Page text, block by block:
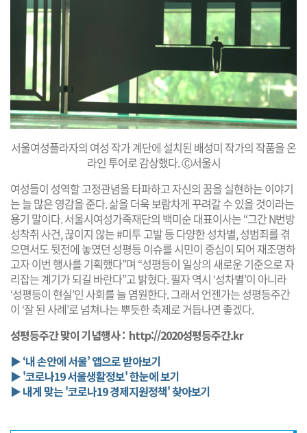
서울여성플라자의 여성 작가 계단에 설치된 배성미 작가의 작품을 온
라인 투어로 감상했다. Ⓒ서울시
여성들이 성역할 고정관념을 타파하고 자신의 꿈을 실현하는 이야기
는 늘 많은 영감을 준다. 삶을 더욱 보람차게 꾸려갈 수 있을 것이라는
용기 말이다. 서울시여성가족재단의 백미순 대표이사는 “그간 N번방
성착취 사건, 끊이지 않는 #미투 고발 등 다양한 성차별, 성범죄를 겪
으면서도 뒷전에 놓였던 성평등 이슈를 시민이 중심이 되어 재조명하
고자 이번 행사를 기획했다”며 “성평등이 일상의 새로운 기준으로 자
리잡는 계기가 되길 바란다”고 밝혔다. 필자 역시 ‘성차별’이 아니라
‘성평등이 현실’인 사회를 늘 염원한다. 그래서 언젠가는 성평등주간
이 ‘잘 된 사례’로 넘쳐나는 뿌듯한 축제로 거듭나면 좋겠다.
성평등주간 맞이 기념행사 : http://2020성평등주간.kr
▶ ‘내 손안에 서울’ 앱으로 받아보기
▶ '코로나19 서울생활정보' 한눈에 보기
▶ 내게 맞는 '코로나19 경제지원정책' 찾아보기